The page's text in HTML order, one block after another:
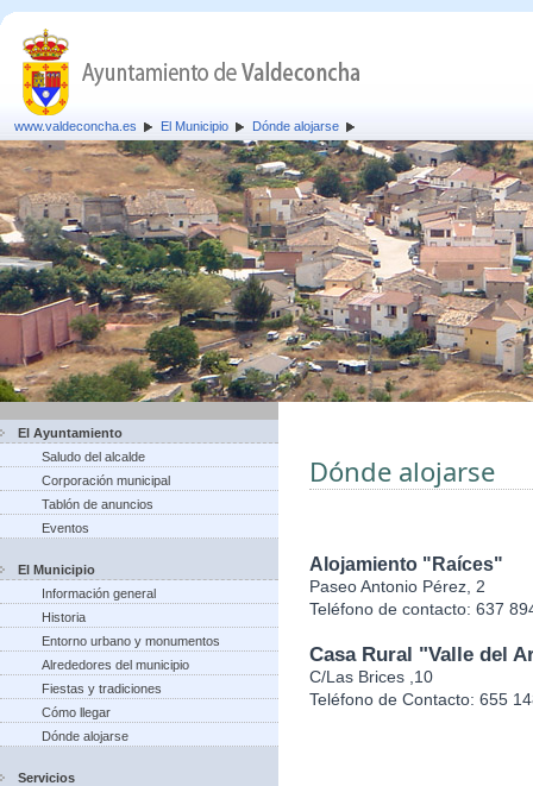
www.valdeconcha.es El Municipio Dónde alojarse
El Ayuntamiento
Saludo del alcalde
Corporación municipal
Tablón de anuncios
Eventos
El Municipio
Información general
Historia
Entorno urbano y monumentos
Alrededores del municipio
Fiestas y tradiciones
Cómo llegar
Dónde alojarse
Servicios
Dónde alojarse
Alojamiento "Raíces"
Paseo Antonio Pérez, 2
Teléfono de contacto: 637
Casa Rural "Valle del
C/Las Brices ,10
Teléfono de Contacto: 655